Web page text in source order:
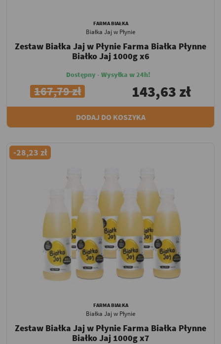
FARMA BIAŁKA
Białka Jaj w Płynie
Zestaw Białka Jaj w Płynie Farma Białka Płynne
Białko Jaj 1000g x6
Dostępny - Wysyłka w 24h!
167,79 zł 143,63 zł
DODAJ DO KOSZYKA
-28,23 zł
FARMA BIAŁKA
Białka Jaj w Płynie
Zestaw Białka Jaj w Płynie Farma Białka Płynne
Białko Jaj 1000g x7